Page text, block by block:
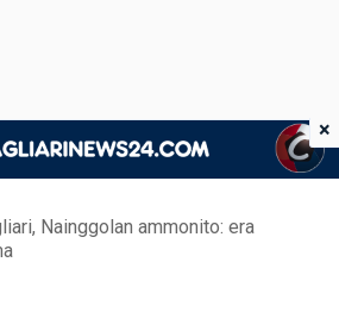
Nainggolan ammonito: era
×